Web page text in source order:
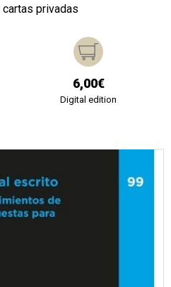
privadas
6,00€
Digital edition